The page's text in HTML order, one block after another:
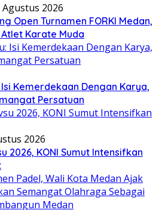
Agustus 2026
Open Turnamen FORKI Medan,
Karate Muda
Kemerdekaan Dengan Karya,
Persatuan
2026
2026, KONI Sumut Intensifkan